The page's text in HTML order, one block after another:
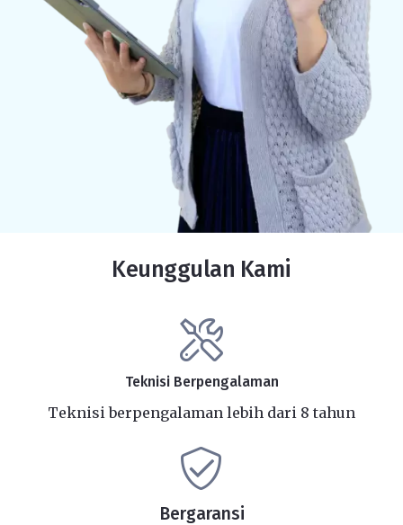
Keunggulan Kami
Teknisi Berpengalaman
Teknisi berpengalaman lebih dari 8 tahun
Bergaransi